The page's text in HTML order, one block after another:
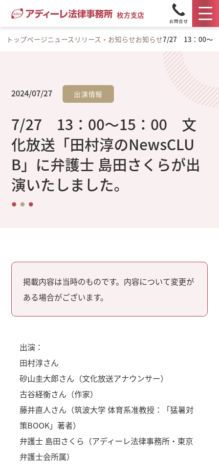
枚方支店
トップページニュースリリース・お知らせお知らせ7/27 13：00～
2024/07/27 出演情報
7/27 13：00～15：00 文
化放送「田村淳のNewsCLU
B」に弁護士 島田さくらが出
演いたしました。
掲載内容は当時のものです。内容について変更が
ある場合がございます。
出演：
田村淳さん
砂山圭大郎さん（文化放送アナウンサー）
古谷経衡さん（作家）
藤井直人さん（筑波大学 体育系准教授：「猛暑対
策BOOK」著者）
弁護士 島田さくら（アディーレ法律事務所・東京
弁護士会所属）